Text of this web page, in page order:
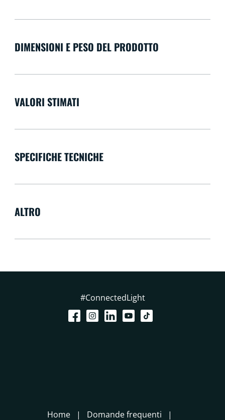
DIMENSIONI E PESO DEL PRODOTTO
VALORI STIMATI
SPECIFICHE TECNICHE
ALTRO
#ConnectedLight
Home Domande frequenti